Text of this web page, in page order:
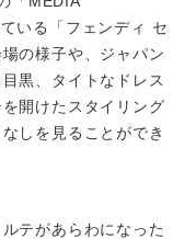
いる「フェンディ セ
の様子や、ジャパン
黒、タイトなドレス
開けたスタイリング
しを見ることができ
テがあらわになった